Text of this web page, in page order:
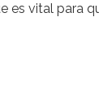
vital para